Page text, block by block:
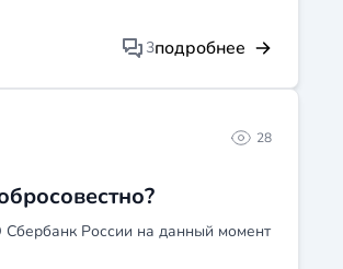
уже может быть вопрос об её
долга, чем идти через весь
3подробнее
28
Сбербанк России на данный момент